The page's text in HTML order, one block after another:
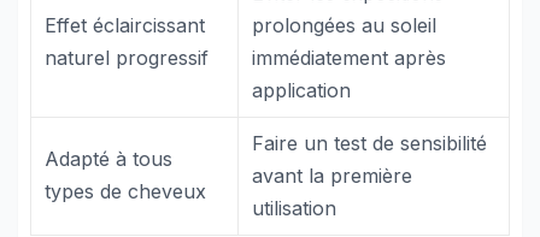
Effet éclaircissant
naturel progressif
prolongées au soleil
immédiatement après
application
Adapté à tous
types de cheveux
Faire un test de sensibilité
avant la première
utilisation